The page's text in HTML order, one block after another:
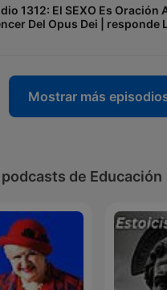
1312: El SEXO Es Oración
Del Opus Dei | responde
Mostrar más
podcasts de Educación